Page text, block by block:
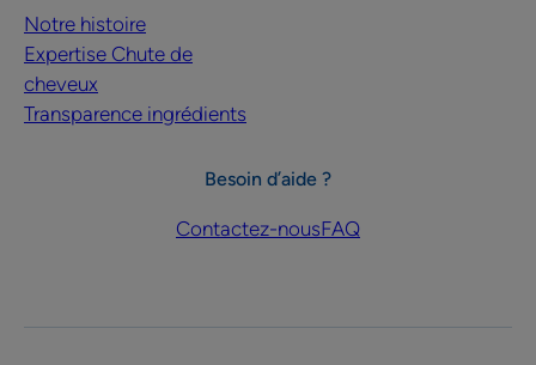
Notre histoire
Expertise Chute de
cheveux
Transparence ingrédients
Besoin d’aide ?
Contactez-nousFAQ